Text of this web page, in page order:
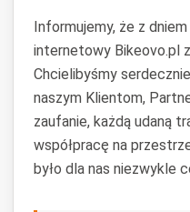
Informujemy, że z dniem
internetowy Bikeovo.pl
Chcielibyśmy
naszym Klientom,
zaufanie, każdą udaną
współpracę na
było dla nas niezwykle